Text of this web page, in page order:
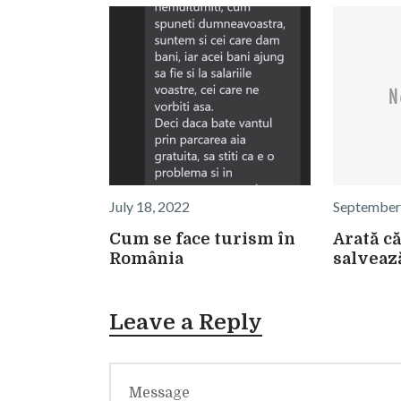
July 18, 2022
Cum se face turism în
România
Arată
Leave a Reply